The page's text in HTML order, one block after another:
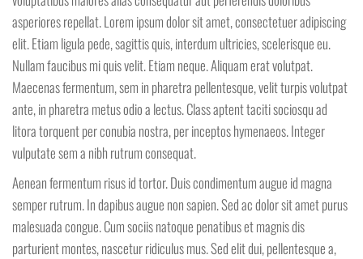
asperiores repellat. Lorem ipsum dolor sit amet, consectetuer adipiscing
elit. Etiam ligula pede, sagittis quis, interdum ultricies, scelerisque eu.
Nullam faucibus mi quis velit. Etiam neque. Aliquam erat volutpat.
Maecenas fermentum, sem in pharetra pellentesque, velit turpis volutpat
ante, in pharetra metus odio a lectus. Class aptent taciti sociosqu ad
litora torquent per conubia nostra, per inceptos hymenaeos. Integer
vulputate sem a nibh rutrum consequat.
Aenean fermentum risus id tortor. Duis condimentum augue id magna
semper rutrum. In dapibus augue non sapien. Sed ac dolor sit amet purus
malesuada congue. Cum sociis natoque penatibus et magnis dis
parturient montes, nascetur ridiculus mus. Sed elit dui, pellentesque a,